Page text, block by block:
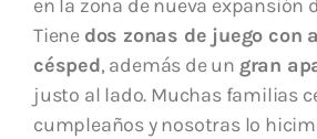
en la zona de nueva expansión
Tiene dos zonas de juego con
césped, además de un gran
justo al lado. Muchas familias
cumpleaños y nosotras lo